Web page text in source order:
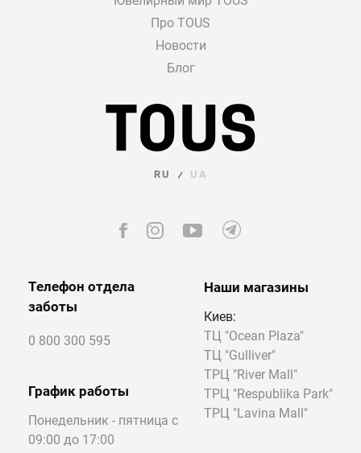
праздничными огнями, а белый — с
Vermeil — это серебро с покрытием 18-
каратным желтым или розовым золотом.
красиво смотрятся в образе и отлично
гармонируют с другими ювелирными
изделиями:серьгами цепочками,
и всевозможные драгоценные или
разумеется, бриллианты.
Инкрустированные такими камнями
подвески на Новый год — это изящные
модели, которые придадут глубины и
элегантности любому образу.
Какой выбрать кулон на Новый год: примеры
Существует множество ювелирных
изделий, которые могут стать отличным
Про TOUS
Новости
Блог
RU / UA
Телефон отдела
заботы
0 800 300 595
График работы
Понедельник - пятница с
09:00 до 17:00
Наши магазины
Киев:
ТЦ "Ocean Plaza"
ТЦ "Gulliver"
ТРЦ "River Mall"
ТРЦ "Respublika Park"
ТРЦ "Lavina Mall"